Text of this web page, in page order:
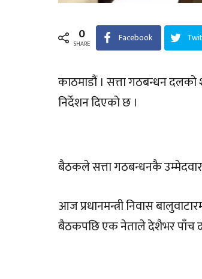
0
SHARE Facebook
काठमाडौं । सत्ता गठबन्धन दलको
निर्देशन दिएको छ ।
बैठकले सत्ता गठबन्धनकै
आज प्रधानमन्त्री निवास
बैठकपछि एक नेताले देशैभर पाँच